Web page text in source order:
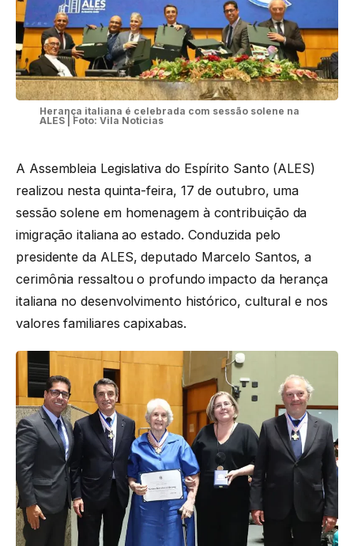
Herança italiana é celebrada com sessão solene na
ALES | Foto: Vila Noticias
A Assembleia Legislativa do Espírito Santo (ALES)
realizou nesta quinta-feira, 17 de outubro, uma
sessão solene em homenagem à contribuição da
imigração italiana ao estado. Conduzida pelo
presidente da ALES, deputado Marcelo Santos, a
cerimônia ressaltou o profundo impacto da herança
italiana no desenvolvimento histórico, cultural e nos
valores familiares capixabas.